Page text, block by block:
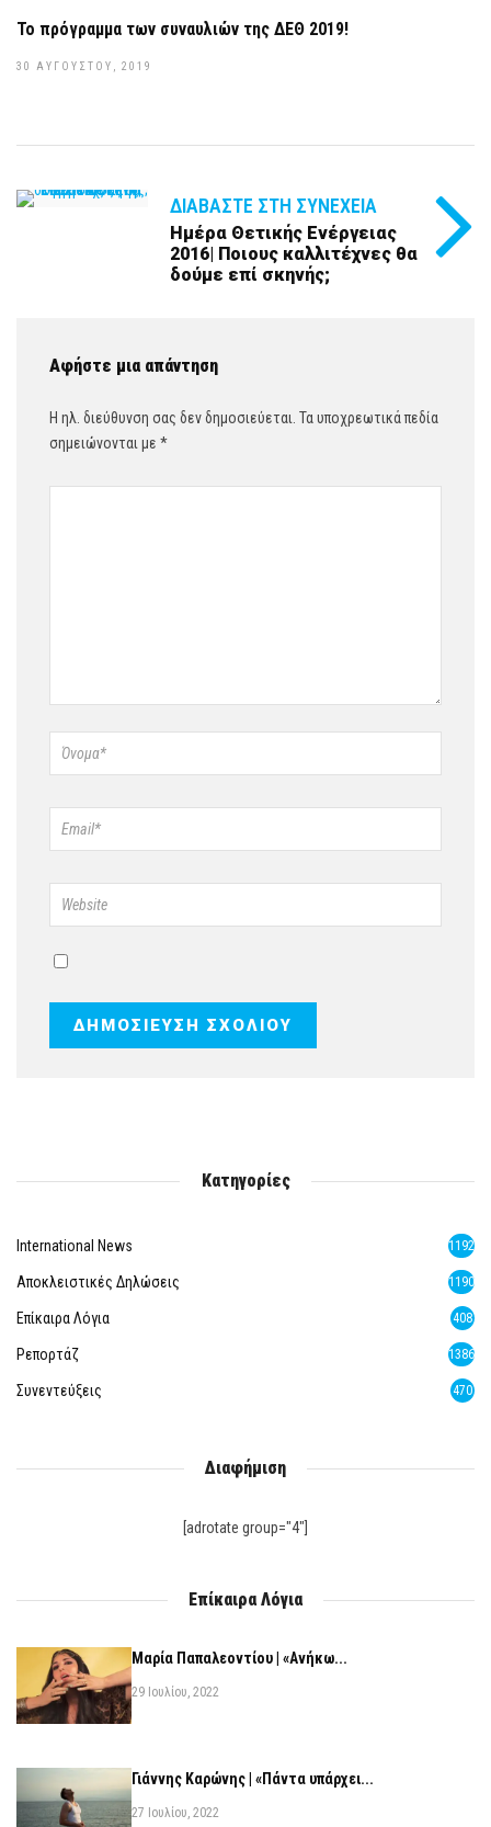
Το πρόγραμμα των συναυλιών της ΔΕΘ 2019!
30 ΑΥΓΟΎΣΤΟΥ, 2019
ΔΙΑΒΆΣΤΕ ΣΤΗ ΣΥΝΈΧΕΙΑ
Ημέρα Θετικής Ενέργειας
2016| Ποιους καλλιτέχνες θα
δούμε επί σκηνής;
Αφήστε μια απάντηση
Η ηλ. διεύθυνση σας δεν δημοσιεύεται. Τα υποχρεωτικά πεδία
σημειώνονται με *
Κατηγορίες
International News 1192
Αποκλειστικές Δηλώσεις 1190
Επίκαιρα Λόγια 408
Ρεπορτάζ 1386
Συνεντεύξεις 470
Διαφήμιση
[adrotate group="4"]
Επίκαιρα Λόγια
Μαρία Παπαλεοντίου | «Ανήκω...
29 Ιουλίου, 2022
Γιάννης Καρώνης | «Πάντα υπάρχει...
27 Ιουλίου, 2022